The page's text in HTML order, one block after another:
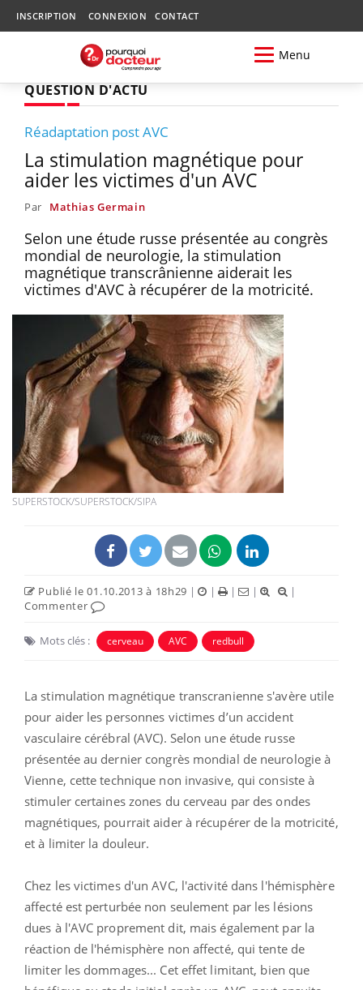
INSCRIPTION CONNEXION CONTACT
Menu
QUESTION D'ACTU
Réadaptation post AVC
La stimulation magnétique pour
aider les victimes d'un AVC
Par Mathias Germain
Selon une étude russe présentée au congrès
mondial de neurologie, la stimulation
magnétique transcrânienne aiderait les
victimes d'AVC à récupérer de la motricité.
SUPERSTOCK/SUPERSTOCK/SIPA
Publié le 01.10.2013 à 18h29 | | | |
|
Commenter
Mots clés : cerveau AVC redbull
La stimulation magnétique transcranienne s'avère utile
pour aider les personnes victimes d’un accident
vasculaire cérébral (AVC). Selon une étude russe
présentée au dernier congrès mondial de neurologie à
Vienne, cette technique non invasive, qui consiste à
stimuler certaines zones du cerveau par des ondes
magnétiques, pourrait aider à récupérer de la motricité,
et à limiter la douleur.
Chez les victimes d'un AVC, l'activité dans l'hémisphère
affecté est perturbée non seulement par les lésions
dues à l'AVC proprement dit, mais également par la
réaction de l'hémisphère non affecté, qui tente de
limiter les dommages... Cet effet limitant, bien que